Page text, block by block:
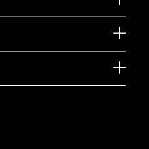
OG 13:00 - 16:00 / FREDAG